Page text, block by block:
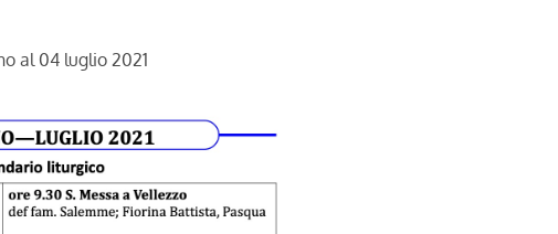
al 04 luglio 2021